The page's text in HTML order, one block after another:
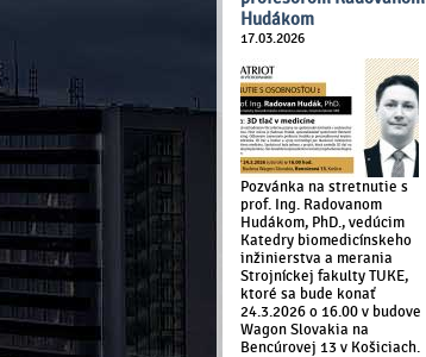
Hudákom
17.03.2026
Pozvánka na stretnutie s
prof. Ing. Radovanom
Hudákom, PhD., vedúcim
Katedry biomedicínskeho
inžinierstva a merania
Strojníckej fakulty TUKE,
ktoré sa bude konať
24.3.2026 o 16.00 v budove
Wagon Slovakia na
Bencúrovej 13 v Košiciach.